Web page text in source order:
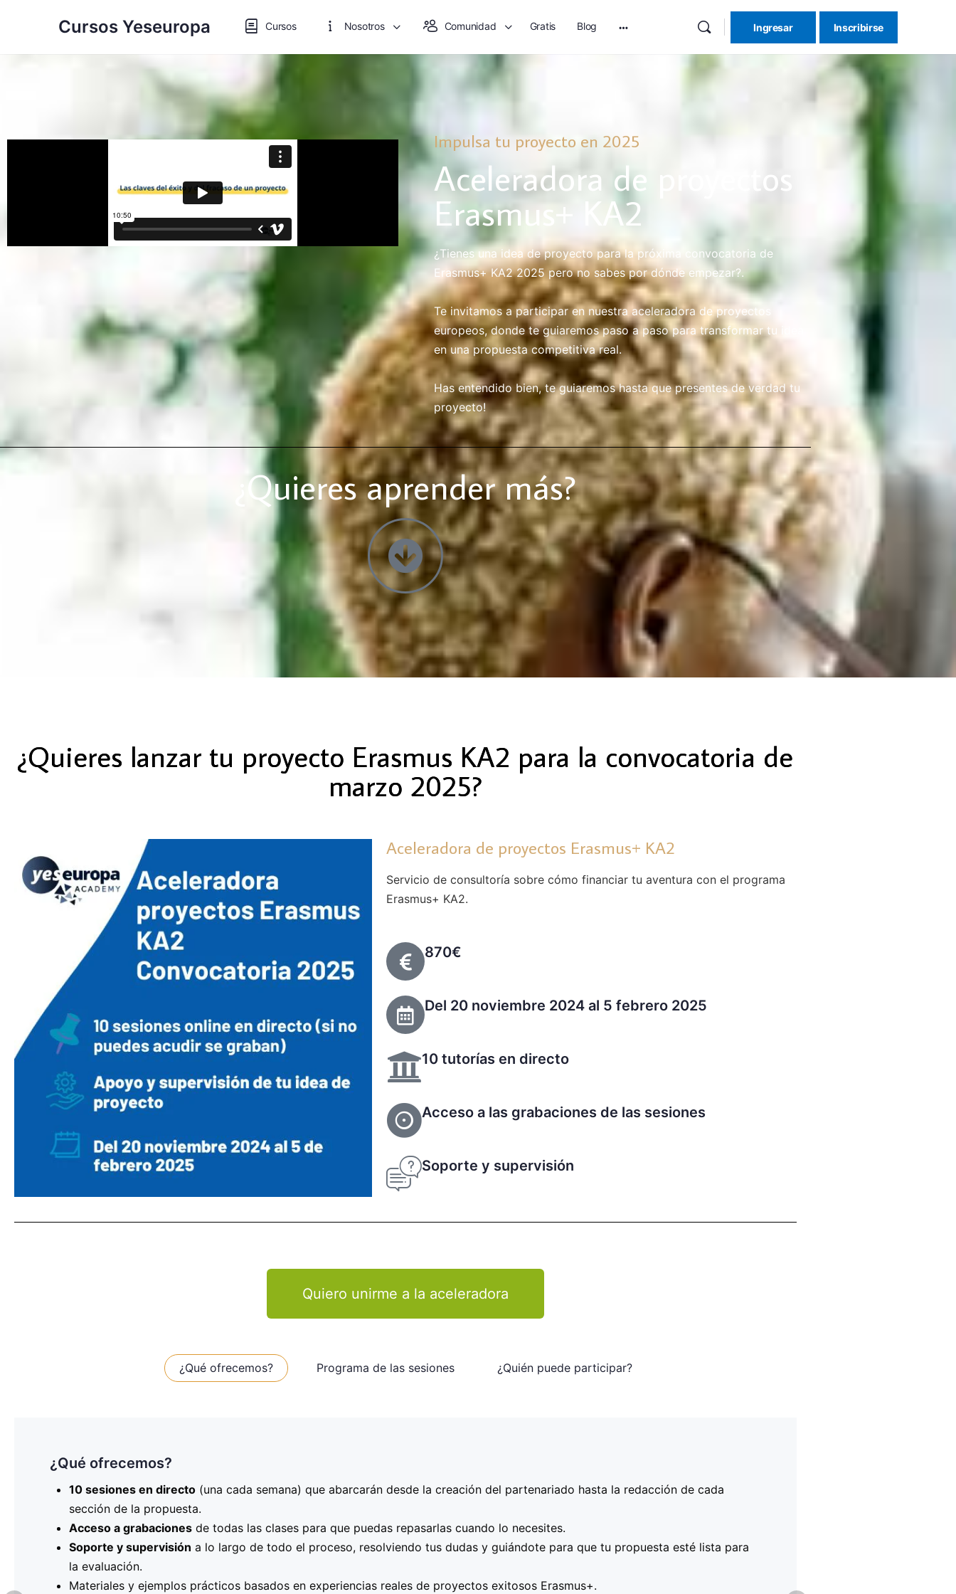
Cursos Yeseuropa Cursos Nosotros Comunidad Gratis Blog Ingresar Inscribirse
Impulsa tu proyecto en 2025
Aceleradora de proyectos
Erasmus+ KA2
¿Tienes una idea de proyecto para la próxima convocatoria de
Erasmus+ KA2 2025 pero no sabes por dónde empezar?.
Te invitamos a participar en nuestra aceleradora de proyectos
europeos, donde te guiaremos paso a paso para transformar tu idea
en una propuesta competitiva real.
Has entendido bien, te guiaremos hasta que presentes de verdad tu
proyecto!
¿Quieres aprender más?
¿Quieres lanzar tu proyecto Erasmus KA2 para la convocatoria de
marzo 2025?
Aceleradora de proyectos Erasmus+ KA2​
Servicio de consultoría sobre cómo financiar tu aventura con el programa
Erasmus+ KA2.
870€
Del 20 noviembre 2024 al 5 febrero 2025
10 tutorías en directo
Acceso a las grabaciones de las sesiones
Soporte y supervisión
Quiero unirme a la aceleradora
¿Qué ofrecemos? Programa de las sesiones ¿Quién puede participar?
¿Qué ofrecemos?
10 sesiones en directo (una cada semana) que abarcarán desde la creación del partenariado hasta la redacción de cada
sección de la propuesta.
Acceso a grabaciones de todas las clases para que puedas repasarlas cuando lo necesites.
Soporte y supervisión a lo largo de todo el proceso, resolviendo tus dudas y guiándote para que tu propuesta esté lista para
la evaluación.
Materiales y ejemplos prácticos basados en experiencias reales de proyectos exitosos Erasmus+.
Programa de las sesiones
20 de noviembre: Definición de la idea de proyecto – Alinearla con las prioridades de Erasmus+.
27 de noviembre: Identificación de socios clave – Cómo crear un partenariado europeo sólido. Contacto con partners
europeos de confianza.
4 de diciembre: Establecimiento de los objetivos y resultados – Impacto a nivel local y europeo.
11 de diciembre
18 de diciembre: Definición del plan de trabajo y cronograma.
¿Quién puede participar?
Este programa está dirigido acualquier persona interesada en presentar un proyecto Erasmus+ KA2 , ya sea que cuentes con
experiencia previa en la gestión de proyectos europeos o estés dando tus primeros pasos en este mundo. Recuerda que, para
presentar un proyecto KA2, debes representar una asociación, institución o empresa, que cuenten ya con un EU login y número
OID. Si aún no tienes estos datos, nosotros te ayudamos a obtenerlos antes de presentar la propuesta!.
¡No dejes pasar esta oportunidad única de recibir una mentoría personalizada y maximizar tus posibilidades de éxito en la